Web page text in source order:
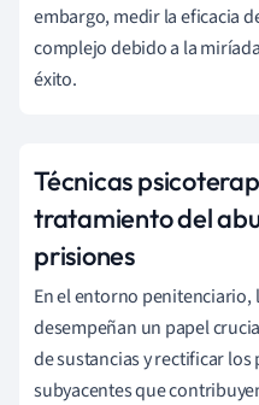
embargo, medir la eficacia
complejo debido a la
éxito.
Técnicas
tratamiento del
prisiones
En el entorno penitenciario,
desempeñan un papel
de sustancias y rectificar
subyacentes que